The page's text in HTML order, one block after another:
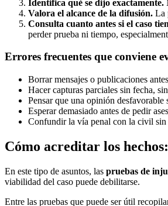
Identifica qué se dijo exactamente.
Valora el alcance de la difusión. La
Consulta cuanto antes si el caso
perder prueba ni tiempo,
Errores frecuentes que conviene
Borrar mensajes o publicaciones
Hacer capturas parciales sin fecha,
Pensar que una opinión desfavorable
Esperar demasiado antes de pedir
Confundir la vía penal con la civil sin
Cómo acreditar los
En este tipo de asuntos, las pruebas de
viabilidad del caso puede debilitarse.
Entre las pruebas que puede ser útil